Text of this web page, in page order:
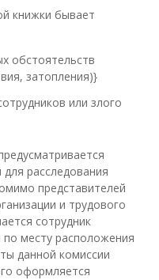
книжки бывает
обстоятельств
затопления)}
или злого
расследования
представителей
и трудового
сотрудник
по месту расположения
данной комиссии
оформляется